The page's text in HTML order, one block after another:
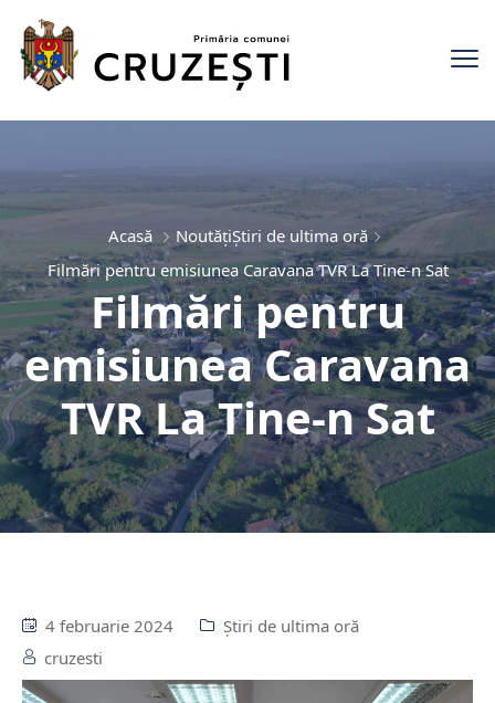
Acasă NoutățiȘtiri de ultima oră
Filmări pentru emisiunea Caravana TVR La Tine-n Sat
Filmări pentru
emisiunea Caravana
TVR La Tine-n Sat
4 februarie 2024
Știri de ultima oră
cruzesti